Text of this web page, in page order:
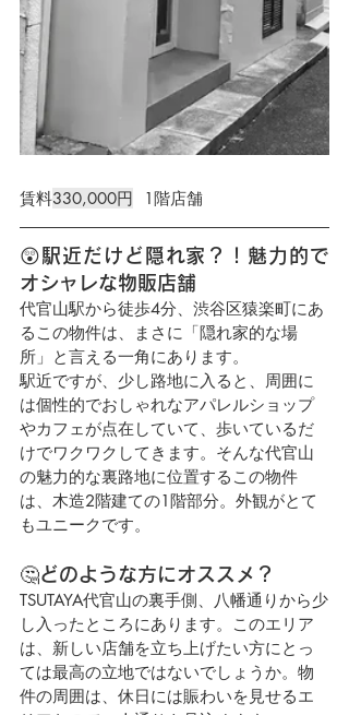
賃料330,000円
  1階店舗
😲駅近だけど隠れ家？！魅力的で
オシャレな物販店舗
代官山駅から徒歩4分、渋谷区猿楽町にあ
るこの物件は、まさに「隠れ家的な場
所」と言える一角にあります。
駅近ですが、少し路地に入ると、周囲に
は個性的でおしゃれなアパレルショップ
やカフェが点在していて、歩いているだ
けでワクワクしてきます。そんな代官山
の魅力的な裏路地に位置するこの物件
は、木造2階建ての1階部分。外観がとて
もユニークです。
🤔どのような方にオススメ？
TSUTAYA代官山の裏手側、八幡通りから少
し入ったところにあります。このエリア
は、新しい店舗を立ち上げたい方にとっ
ては最高の立地ではないでしょうか。物
件の周囲は、休日には賑わいを見せるエ